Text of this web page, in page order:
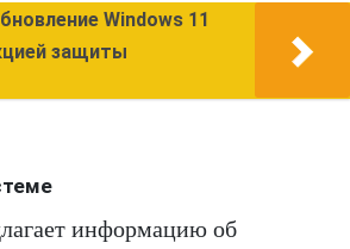
Windows 11
защиты
информацию об